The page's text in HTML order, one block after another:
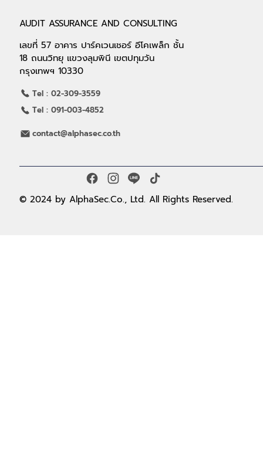
AUDIT ASSURANCE AND CONSULTING
เลขที่ 57 อาคาร ปาร์คเวนเชอร์ อีโคเพล็ก ชั้น
18 ถนนวิทยุ แขวงลุมพินี เขตปทุมวัน
กรุงเทพฯ 10330
contact@alphasec.co.th
Tel : 02-309-3559
ติดต่อเรา